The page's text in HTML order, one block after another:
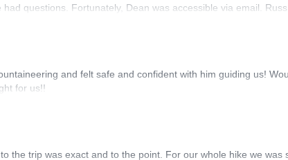
questions. Fortunately, Dean was accessible via email. Russ
and felt safe and confident with him guiding us!
for us!!
the trip was exact and to the point. For our whole hike we was